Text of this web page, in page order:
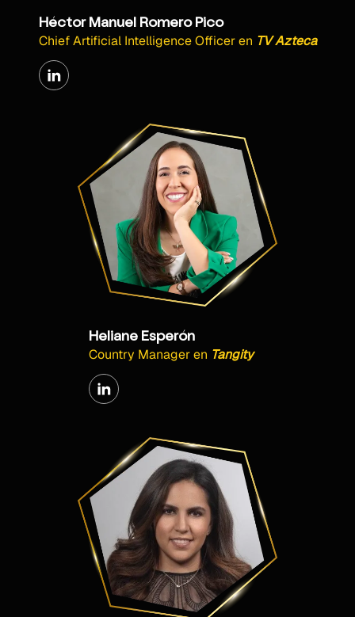
Héctor Manuel Romero Pico
Chief Artificial Intelligence Officer en TV Azteca
Heliane Esperón
Country Manageren Tangity